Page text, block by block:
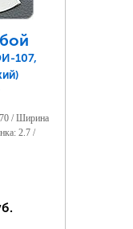
107,
/ Ширина
2.7 /